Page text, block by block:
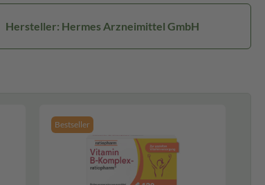
Hersteller: Hermes Arzneimittel GmbH
Bestseller